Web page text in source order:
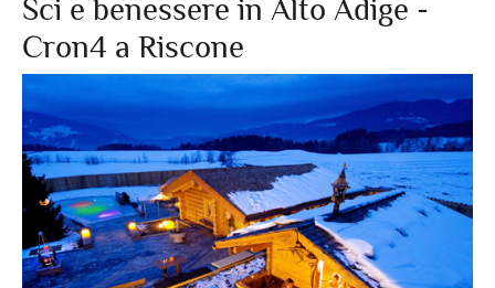
Sci e benessere in Alto Adige -
Cron4 a Riscone